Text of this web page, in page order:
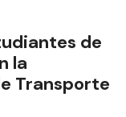
de
la
Transporte